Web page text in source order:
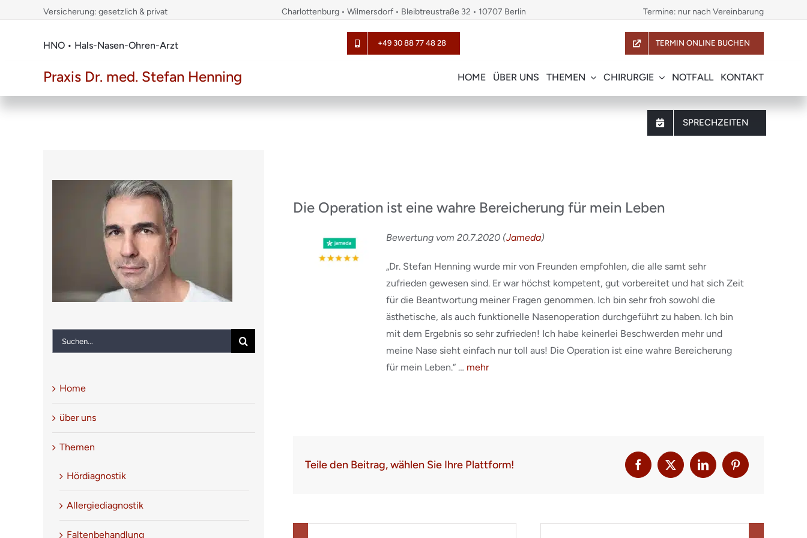
Versicherung: gesetzlich & privat Charlottenburg • Wilmersdorf • Bleibtreustraße 32 • 10707 Berlin Termine: nur nach Vereinbarung
HNO • Hals-Nasen-Ohren-Arzt +49 30 88 77 48 28 TERMIN ONLINE BUCHEN
Praxis Dr. med. Stefan Henning HOME ÜBER UNS THEMEN CHIRURGIE NOTFALL KONTAKT
SPRECHZEITEN
Suche
nach:
Home
über uns
Themen
Hördiagnostik
Allergiediagnostik
Faltenbehandlung
Die Operation ist eine wahre Bereicherung für mein Leben
Bewertung vom 20.7.2020 (Jameda)
„Dr. Stefan Henning wurde mir von Freunden empfohlen, die alle samt sehr
zufrieden gewesen sind. Er war höchst kompetent, gut vorbereitet und hat sich Zeit
für die Beantwortung meiner Fragen genommen. Ich bin sehr froh sowohl die
ästhetische, als auch funktionelle Nasenoperation durchgeführt zu haben. Ich bin
mit dem Ergebnis so sehr zufrieden! Ich habe keinerlei Beschwerden mehr und
meine Nase sieht einfach nur toll aus! Die Operation ist eine wahre Bereicherung
für mein Leben.“ … mehr
Teile den Beitrag, wählen Sie Ihre Plattform!